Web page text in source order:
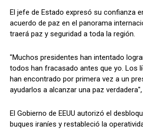
El jefe de Estado expresó su confianza
acuerdo de paz en el panorama
traerá paz y seguridad a toda la región.
"Muchos presidentes han intentado
todos han fracasado antes que yo. Los
han encontrado por primera vez a un
ayudarlos a alcanzar una paz
El Gobierno de EEUU autorizó el
buques iraníes y restableció la